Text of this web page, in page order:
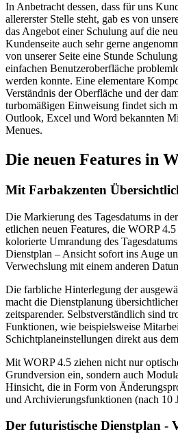
In Anbetracht dessen, dass für uns
allererster Stelle steht, gab es von
das Angebot einer Schulung auf die
Kundenseite auch sehr gerne
von unserer Seite eine Stunde
einfachen Benutzeroberfläche
werden konnte. Eine elementare
Verständnis der Oberfläche und der
turbomäßigen Einweisung findet sich
Outlook, Excel und Word bekannten
Menues.
Die neuen Features in
Mit Farbakzenten
Die Markierung des Tagesdatums in
etlichen neuen Features, die WORP
kolorierte Umrandung des
Dienstplan – Ansicht sofort ins Auge
Verwechslung mit einem anderen
Die farbliche Hinterlegung der
macht die Dienstplanung
zeitsparender. Selbstverständlich sind
Funktionen, wie beispielsweise
Schichtplaneinstellungen direkt aus
Mit WORP 4.5 ziehen nicht nur
Grundversion ein, sondern auch
Hinsicht, die in Form von
und Archivierungsfunktionen (nach 10
Der futuristische Dienstplan -